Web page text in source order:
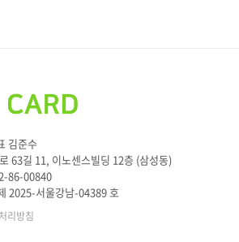
김준수
63길 11, 이노센스빌딩 12층 (삼성동)
86-00840
2025-서울강남-04389 호
리방침